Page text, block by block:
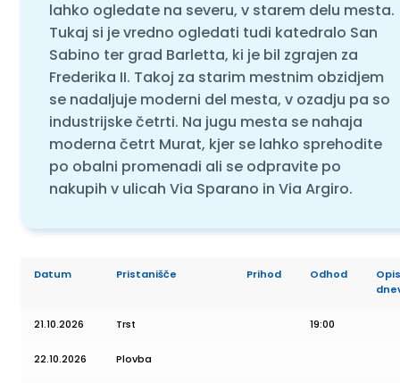
lahko ogledate na severu, v starem delu mesta.
Tukaj si je vredno ogledati tudi katedralo San
Sabino ter grad Barletta, ki je bil zgrajen za
Frederika II. Takoj za starim mestnim obzidjem
se nadaljuje moderni del mesta, v ozadju pa so
industrijske četrti. Na jugu mesta se nahaja
moderna četrt Murat, kjer se lahko sprehodite
po obalni promenadi ali se odpravite po
nakupih v ulicah Via Sparano in Via Argiro.
Datum Pristanišče Prihod Odhod
21.10.2026 Trst 19:00
22.10.2026 Plovba